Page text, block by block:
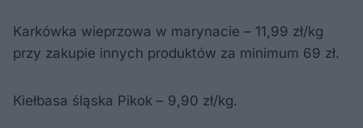
Karkówka wieprzowa w marynacie – 11,99 zł/kg
przy zakupie innych produktów za minimum 69 zł.
Kiełbasa śląska Pikok – 9,90 zł/kg.